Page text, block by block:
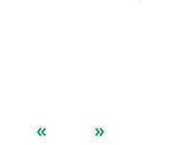
« »